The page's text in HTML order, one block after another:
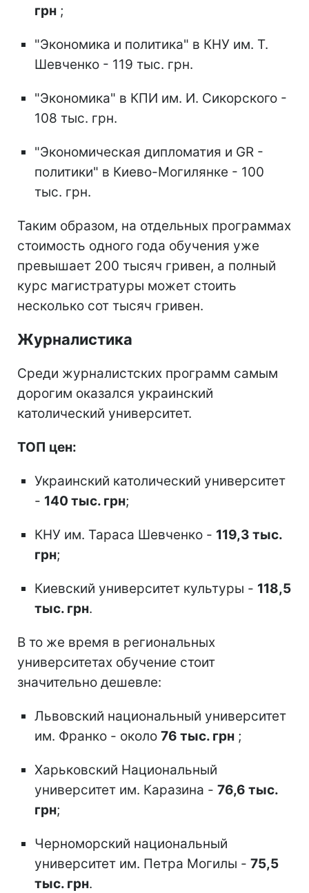
грн ;
"Экономика и политика" в КНУ им. Т.
Шевченко - 119 тыс. грн.
"Экономика" в КПИ им. И. Сикорского -
108 тыс. грн.
"Экономическая дипломатия и GR -
политики" в Киево-Могилянке - 100
тыс. грн.
Таким образом, на отдельных программах
стоимость одного года обучения уже
превышает 200 тысяч гривен, а полный
курс магистратуры может стоить
несколько сот тысяч гривен.
Журналистика
Среди журналистских программ самым
дорогим оказался украинский
католический университет.
ТОП цен:
Украинский католический университет
- 140 тыс. грн;
КНУ им. Тараса Шевченко - 119,3 тыс.
грн;
Киевский университет культуры - 118,5
тыс. грн.
В то же время в региональных
университетах обучение стоит
значительно дешевле:
Львовский национальный университет
им. Франко - около 76 тыс. грн ;
Харьковский Национальный
университет им. Каразина - 76,6 тыс.
грн;
Черноморский национальный
университет им. Петра Могилы - 75,5
тыс. грн.